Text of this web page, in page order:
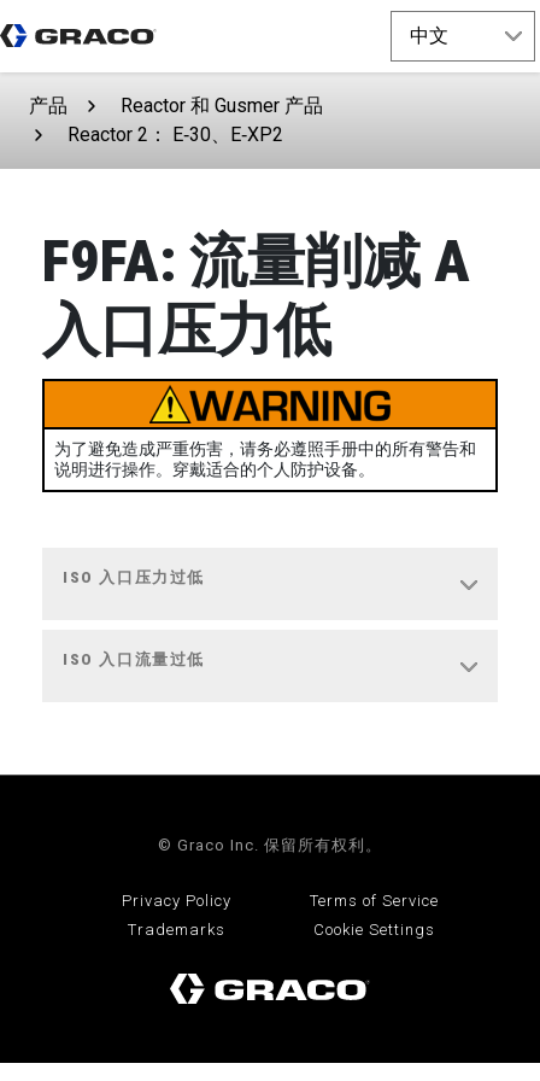
产品
Reactor 和 Gusmer 产品
Reactor 2： E‑30、E‑XP2
F9FA: 流量削减 A
入口压力低
为了避免造成严重伤害，请务必遵照手册中的所有警告和
说明进行操作。穿戴适合的个人防护设备。
ISO 入口压力过低
ISO 入口流量过低
© Graco Inc. 保留所有权利。
Privacy Policy
Terms of Service
Trademarks
Cookie Settings